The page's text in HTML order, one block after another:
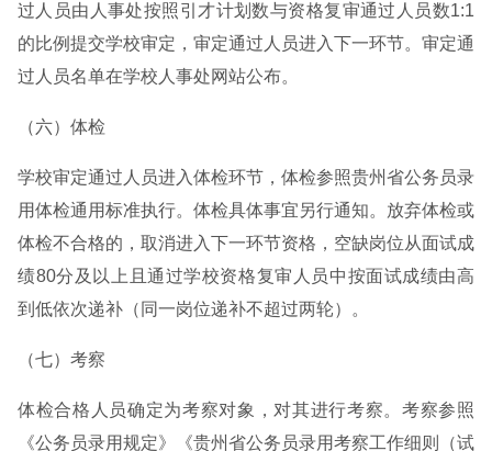
过人员由人事处按照引才计划数与资格复审通过人员数1:1
的比例提交学校审定，审定通过人员进入下一环节。审定通
过人员名单在学校人事处网站公布。
（六）体检
学校审定通过人员进入体检环节，体检参照贵州省公务员录
用体检通用标准执行。体检具体事宜另行通知。放弃体检或
体检不合格的，取消进入下一环节资格，空缺岗位从面试成
绩80分及以上且通过学校资格复审人员中按面试成绩由高
到低依次递补（同一岗位递补不超过两轮）。
（七）考察
体检合格人员确定为考察对象，对其进行考察。考察参照
《公务员录用规定》《贵州省公务员录用考察工作细则（试